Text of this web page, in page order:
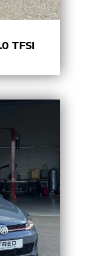
TFSI